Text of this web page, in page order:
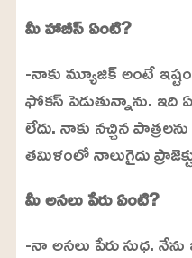
మీ హాబీస్ ఏంటి?
-నాకు మ్యూజిక్ అంటే
ఫోకస్ పెడుతున్నాను. ఇది
లేదు. నాకు నచ్చిన పాత్రలను
తమిళంలో నాలుగైదు
మీ అసలు పేరు ఏంటి?
-నా అసలు పేరు సుధ.